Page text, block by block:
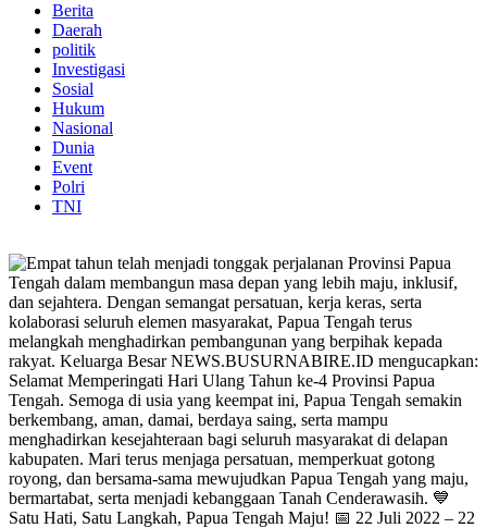
Berita
Daerah
politik
Investigasi
Sosial
Hukum
Nasional
Dunia
Event
Polri
TNI